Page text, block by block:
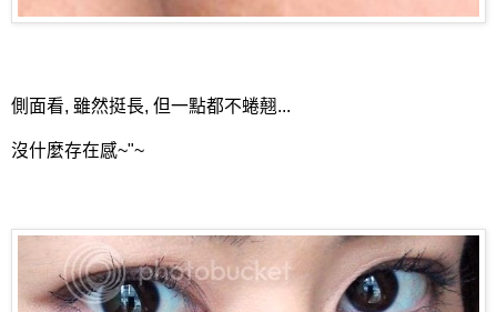
側面看, 雖然挺長, 但一點都不蜷翹...
沒什麼存在感~"~